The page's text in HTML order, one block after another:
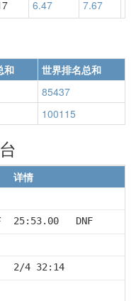
6.47 7.67
和
世界排名总和
85437
100115
详情
25:53.00   DNF
2/4 32:14